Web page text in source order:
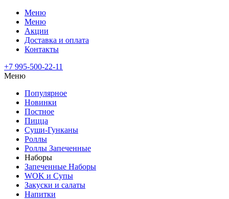
Меню
Меню
Акции
Доставка и оплата
Контакты
+7 995-500-22-11
Меню
Популярное
Новинки
Постное
Пицца
Суши-Гунканы
Роллы
Роллы Запеченные
Наборы
Запеченные Наборы
WOK и Супы
Закуски и салаты
Напитки